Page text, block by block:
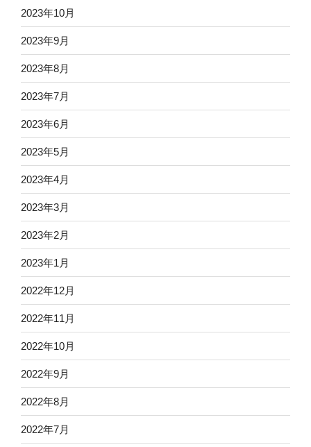
2023年10月
2023年9月
2023年8月
2023年7月
2023年6月
2023年5月
2023年4月
2023年3月
2023年2月
2023年1月
2022年12月
2022年11月
2022年10月
2022年9月
2022年8月
2022年7月